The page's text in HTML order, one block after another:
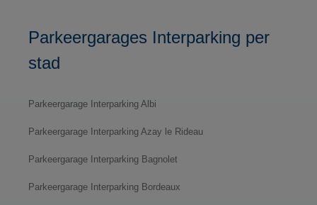
Parkeergarages Interparking per
stad
Parkeergarage Interparking Albi
Parkeergarage Interparking Azay le Rideau
Parkeergarage Interparking Bagnolet
Parkeergarage Interparking Bordeaux